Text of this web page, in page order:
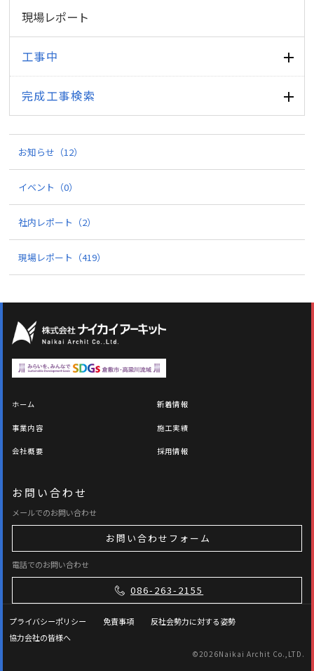
現場レポート
工事中
完成工事検索
お知らせ （12）
イベント （0）
社内レポート （2）
現場レポート （419）
ホーム 新着情報
事業内容 施工実績
会社概要 採用情報
お問い合わせ
メールでのお問い合わせ
お問い合わせフォーム
電話でのお問い合わせ
086-263-2155
プライバシーポリシー 免責事項
反社会勢力に対する姿勢
協力会社の皆様へ
©2026Naikai Archit Co.,LTD.